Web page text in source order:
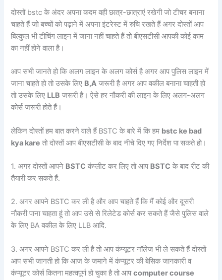
दोस्तों bstc के अंदर अपना कदम वही छात्र-छात्राएं रखेगी जो टीचर बनाना
चाहते हैं जो बच्चों को पढ़ाने में अपना इंटरेस्ट में रुचि रखते हैं अगर दोस्तों आप
बिल्कुल भी टीचिंग लाइन में जाना नहीं चाहते हैं तो बीएसटीसी आपकी कोई काम
का नहीं होने वाला है।
आप सभी जानते हो कि अलग लाइन के अलग कोर्स है अगर आप पुलिस लाइन में
जाना चाहते हो तो उसके लिए B,A जरूरी है अगर आप वकील बनाना चाहती हो
तो उसके लिए LLB जरूरी है। ऐसे हर नौकरी की लाइन के लिए अलग-अलग
कोर्स जरूरी होते हैं।
लेकिन दोस्तों हम बात करने वाले हैं BSTC के बारे में कि हम bstc ke bad
kya kare तो दोस्तों आप बीएसटीसी के बाद नीचे दिए गए निर्देश पा सकते हो।
1. अगर दोस्तों आपने BSTC कंप्लीट कर लिए तो आप BSTC के बाद रीट की
तैयारी कर सकते हैं.
2. अगर आपने BSTC कर ली है और आप चाहते हैं कि मैं कोई और दूसरी
नौकरी पाना चाहता हूं तो आप उसे से रिलेटेड कोर्स कर सकते हैं जैसे पुलिस वाले
के लिए BA वकील के लिए LLB आदि.
3. अगर आपने BSTC कर ली है तो आप कंप्यूटर नॉलेज भी ले सकते हैं दोस्तों
आप सभी जानती हो कि आज के जमाने में कंप्यूटर की बेसिक जानकारी व
कंप्यूटर कोर्स कितना महत्वपूर्ण हो चुका है तो आपcomputer course